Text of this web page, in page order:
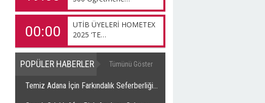
00:00
UTİB ÜYELERİ HOMETEX
2025 ‘TE…
POPÜLER HABERLER Tümünü Göster
Temiz Adana İçin Farkındalık Seferberliği…